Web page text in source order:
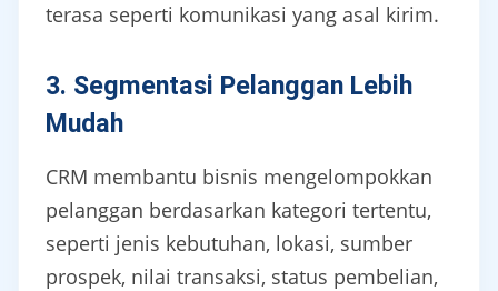
terasa seperti komunikasi yang asal kirim.
3. Segmentasi Pelanggan Lebih
Mudah
CRM membantu bisnis mengelompokkan
pelanggan berdasarkan kategori tertentu,
seperti jenis kebutuhan, lokasi, sumber
prospek, nilai transaksi, status pembelian,